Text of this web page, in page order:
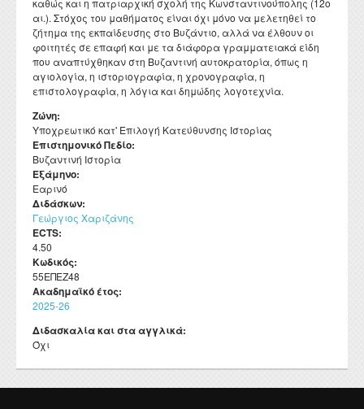
Διατελέσαντες Πρόεδροι
Ομότιμοι Καθηγητές
Διατελέσαντα μέλη ΔΕΠ
Επίτιμοι Καθηγητές
Επίτιμοι Διδάκτορες
Οδηγός σπουδών προπτυχιακού προγράμματος
Διάρκεια φοίτησης
Κατατακτήριες εξετάσεις
Τοπική Ιστορία, Πολιτισμός και Προστασία της
Αρχιτεκτονικής Κληρονομιάς: Διεπιστημονικές
Προσεγγίσεις και Ψηφιακές Εφαρμογές
Πολιτισμικές Σπουδές: Νέος Ελληνισμός και Βαλκάνια
Ωρολόγιο Πρόγραμμα
Πρόγραμμα Εξεταστικής
Σύμβουλος σπουδών
ΔΟΑΤΑΠ
Εργαστήριο Νεότερης και Σύγχρονης Ιστορίας
Εργαστήριο Βυζαντινών και Μεταβυζαντινών Ερευνών
Εργαστήριο Τεχνολογίας, Έρευνας και Εφαρμογών στην
Εκπαίδευση
Υγειονομική περίθαλψη
Δομή Συμβουλευτικής και Προσβασιμότητας
Σύλλογος αποφοίτων
Συνέδρια - Ημερίδες Τμήματος
Δραστηριότητες Τμήματος
Απολογισμοί πεπραγμένων του Τμήματος
Έντυπα
Κανονισμός Προπτυχιακού Προγράμματος Σπουδών
Κανονισμός ακαδημαϊκού συμβούλου σπουδών
Κανονισμός Προπτυχιακών Διπλωματικών Εργασιών
Κανονισμός Εκπόνησης Μεταδιδακτορικής Έρευνας
Κανονισμός Βιβλιοθήκης
Ο θεσμός του "Ακροατή Πανεπιστημιακών Μαθημάτων"
Επικοινωνία
καθώς και η πατριαρχική σχολή της Κωνσταντινούπολης (12ο
αι.). Στόχος του μαθήματος είναι όχι μόνο να μελετηθεί το
ζήτημα της εκπαίδευσης στο Βυζάντιο, αλλά να έλθουν οι
φοιτητές σε επαφή και με τα διάφορα γραμματειακά είδη
που αναπτύχθηκαν στη Βυζαντινή αυτοκρατορία, όπως η
αγιολογία, η ιστοριογραφία, η χρονογραφία, η
επιστολογραφία, η λόγια και δημώδης λογοτεχνία.
Ζώνη:
Υποχρεωτικό κατ' Επιλογή Κατεύθυνσης Ιστορίας
Επιστημονικό Πεδίο:
Βυζαντινή Ιστορία
Εξάμηνο:
Εαρινό
Διδάσκων:
Γεώργιος Χαριζάνης
ECTS:
4.50
Κωδικός:
55ΕΠΕΖ48
Ακαδημαϊκό έτος:
2025-26
Διδασκαλία και στα αγγλικά:
Όχι